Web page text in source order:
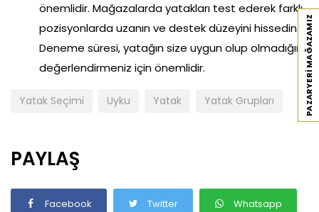
PAZARYERI MAĞAZAMIZ
önemlidir. Mağazalarda yatakları test ederek farklı
pozisyonlarda uzanın ve destek düzeyini hissedin.
Deneme süresi, yatağın size uygun olup olmadığını
değerlendirmeniz için önemlidir.
Yatak Seçimi Uyku Yatak Yatak Grupları
PAYLAŞ
Facebook Twitter Whatsapp